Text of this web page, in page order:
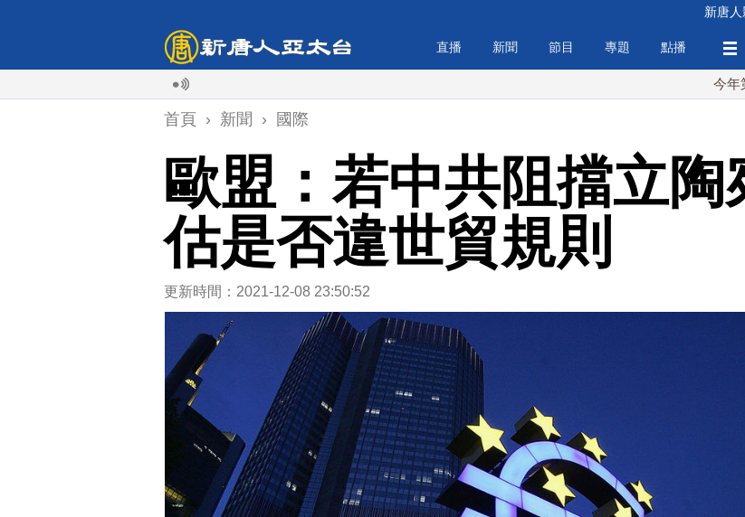
新唐
直播 新聞 節目 專題 點播
今年第6次！
首頁 › 新聞 › 國際
歐盟：若中共阻擋立
估是否違世貿規則
更新時間：2021-12-08 23:50:52